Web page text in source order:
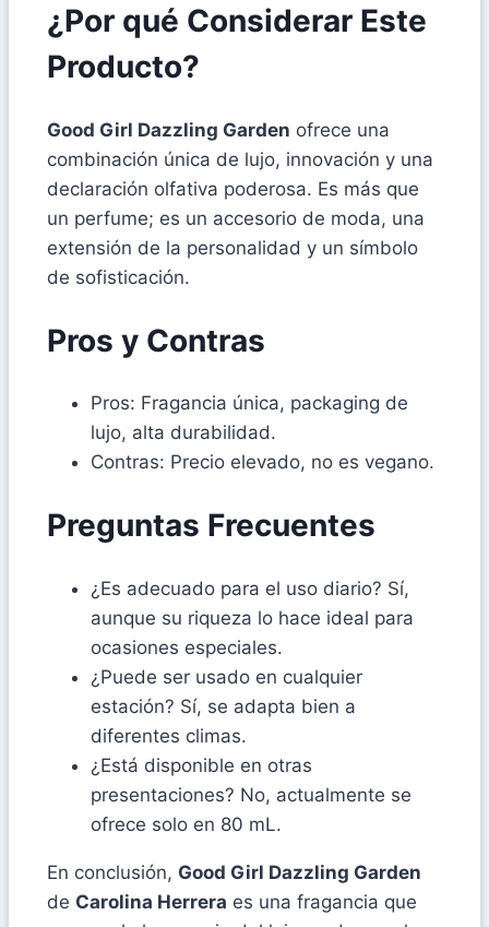
¿Por qué Considerar Este
Producto?
Good Girl Dazzling Garden ofrece una
combinación única de lujo, innovación y una
declaración olfativa poderosa. Es más que
un perfume; es un accesorio de moda, una
extensión de la personalidad y un símbolo
de sofisticación.
Pros y Contras
Pros: Fragancia única, packaging de
lujo, alta durabilidad.
Contras: Precio elevado, no es vegano.
Preguntas Frecuentes
¿Es adecuado para el uso diario? Sí,
aunque su riqueza lo hace ideal para
ocasiones especiales.
¿Puede ser usado en cualquier
estación? Sí, se adapta bien a
diferentes climas.
¿Está disponible en otras
presentaciones? No, actualmente se
ofrece solo en 80 mL.
En conclusión, Good Girl Dazzling Garden
de Carolina Herrera es una fragancia que